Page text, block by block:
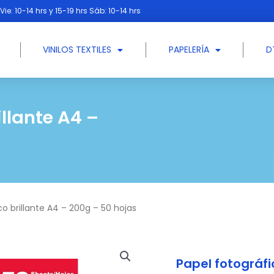
10-14 hrs y 15-19 hrs Sáb: 10-14 hrs
VINILOS TEXTILES PAPELERÍA
A4 –
brillante A4 – 200g – 50 hojas
Papel